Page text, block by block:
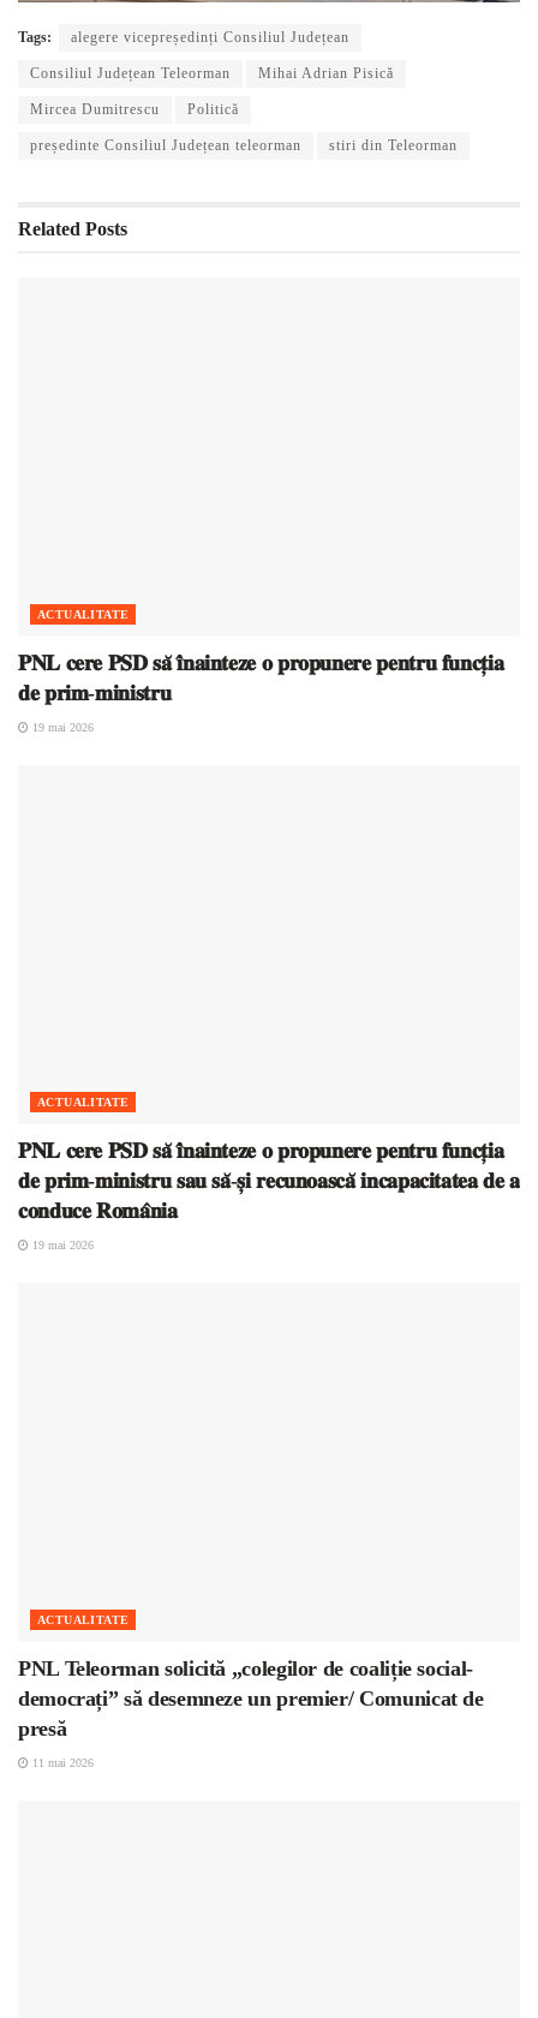
Tags: alegere vicepreședinți Consiliul Județean
Consiliul Județean Teleorman Mihai Adrian Pisică
Mircea Dumitrescu Politică
președinte Consiliul Județean teleorman stiri din Teleorman
Related Posts
ACTUALITATE
𝐏𝐍𝐋 𝐜𝐞𝐫𝐞 𝐏𝐒𝐃 𝐬𝐚̆ 𝐢̂𝐧𝐚𝐢𝐧𝐭𝐞𝐳𝐞 𝐨 𝐩𝐫𝐨𝐩𝐮𝐧𝐞𝐫𝐞 𝐩𝐞𝐧𝐭𝐫𝐮 𝐟𝐮𝐧𝐜𝐭̦𝐢𝐚
𝐝𝐞 𝐩𝐫𝐢𝐦-𝐦𝐢𝐧𝐢𝐬𝐭𝐫𝐮
19 mai 2026
ACTUALITATE
𝐏𝐍𝐋 𝐜𝐞𝐫𝐞 𝐏𝐒𝐃 𝐬𝐚̆ 𝐢̂𝐧𝐚𝐢𝐧𝐭𝐞𝐳𝐞 𝐨 𝐩𝐫𝐨𝐩𝐮𝐧𝐞𝐫𝐞 𝐩𝐞𝐧𝐭𝐫𝐮 𝐟𝐮𝐧𝐜𝐭̦𝐢𝐚
𝐝𝐞 𝐩𝐫𝐢𝐦-𝐦𝐢𝐧𝐢𝐬𝐭𝐫𝐮 𝐬𝐚𝐮 𝐬𝐚̆-𝐬̦𝐢 𝐫𝐞𝐜𝐮𝐧𝐨𝐚𝐬𝐜𝐚̆ 𝐢𝐧𝐜𝐚𝐩𝐚𝐜𝐢𝐭𝐚𝐭𝐞𝐚 𝐝𝐞 𝐚
𝐜𝐨𝐧𝐝𝐮𝐜𝐞 𝐑𝐨𝐦𝐚̂𝐧𝐢𝐚
19 mai 2026
ACTUALITATE
PNL Teleorman solicită „colegilor de coaliție social-
democrați” să desemneze un premier/ Comunicat de
presă
11 mai 2026